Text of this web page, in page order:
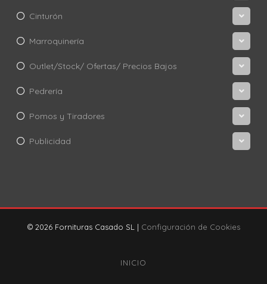
Cinturón
Marroquinería
Outlet/Stock/ Ofertas/ Precios Bajos
Pedrería
Pomos y Tiradores
Publicidad
© 2026 Fornituras Casado SL | Configuración de Cookies
INICIO